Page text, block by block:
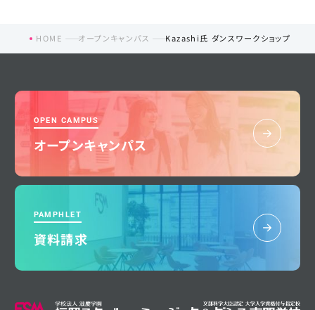
HOME オープンキャンパス Kazashi氏 ダンスワークショップ
OPEN CAMPUS
オープンキャンパス
PAMPHLET
資料請求